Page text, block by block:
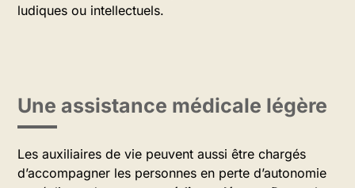
ludiques ou intellectuels.
Une assistance médicale légère
Les auxiliaires de vie peuvent aussi être chargés
d’accompagner les personnes en perte d’autonomie